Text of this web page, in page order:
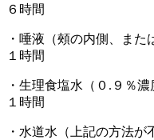
６時間
・唾液（頰の内側、
１時間
・生理食塩
１時間
・水道水（上記